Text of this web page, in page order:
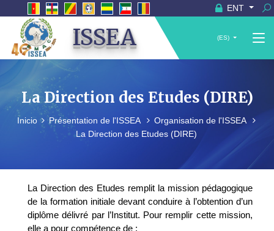
ENT
ISSEA (ES)
La Direction des Etudes (DIRE)
Inicio Présentation de l'ISSEA
Organisation de l'ISSEA
La Direction des Etudes (DIRE)
La Direction des Etudes remplit la mission pédagogique
de la formation initiale devant conduire à l’obtention d’un
diplôme délivré par l’Institut. Pour remplir cette mission,
elle a pour compétence de :